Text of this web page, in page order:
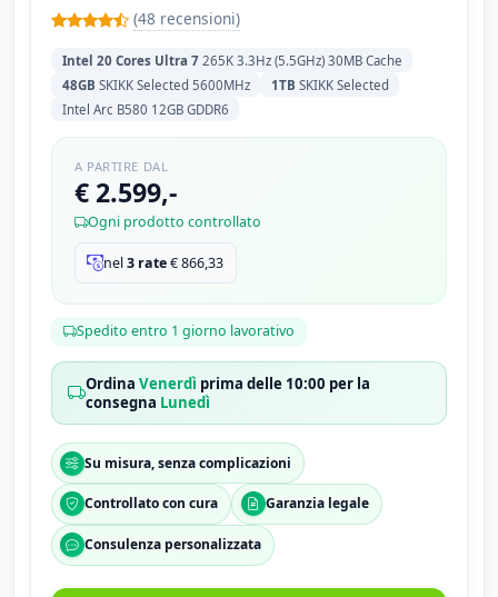
(48 recensioni)
Intel 20 Cores Ultra 7265K 3.3Hz (5.5GHz) 30MB Cache
48GB SKIKK Selected 5600MHz 1TB SKIKK Selected
Intel Arc B580 12GB GDDR6
A PARTIRE DAL
€ 2.599,-
Ogni prodotto controllato
nel3 rate€866,33
Spedito entro 1 giorno lavorativo
Ordina Venerdì prima delle 10:00 per la
consegna Lunedì
Su misura, senza complicazioni
Controllato con cura Garanzia legale
Consulenza personalizzata